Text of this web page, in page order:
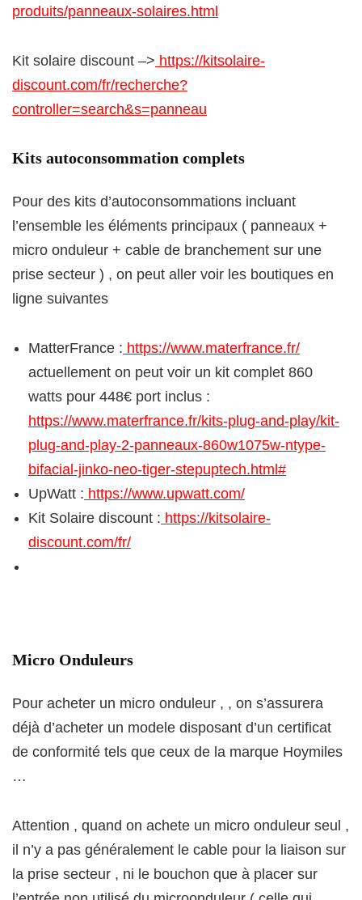
produits/panneaux-solaires.html
Kit solaire discount –> https://kitsolaire-
discount.com/fr/recherche?
controller=search&s=panneau
Kits autoconsommation complets
Pour des kits d’autoconsommations incluant
l’ensemble les éléments principaux ( panneaux +
micro onduleur + cable de branchement sur une
prise secteur ) , on peut aller voir les boutiques en
ligne suivantes
MatterFrance : https://www.materfrance.fr/
actuellement on peut voir un kit complet 860
watts pour 448€ port inclus :
https://www.materfrance.fr/kits-plug-and-play/kit-
plug-and-play-2-panneaux-860w1075w-ntype-
bifacial-jinko-neo-tiger-stepuptech.html#
UpWatt : https://www.upwatt.com/
Kit Solaire discount : https://kitsolaire-
discount.com/fr/
Micro Onduleurs
Pour acheter un micro onduleur , , on s’assurera
déjà d’acheter un modele disposant d’un certificat
de conformité tels que ceux de la marque Hoymiles
…
Attention , quand on achete un micro onduleur seul ,
il n’y a pas généralement le cable pour la liaison sur
la prise secteur , ni le bouchon que à placer sur